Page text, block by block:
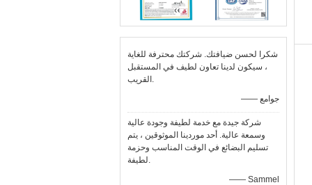
شكرا لحسن ضيافتك. شركتك محترفة للغاية
، سيكون لدينا تعاون لطيف في المستقبل
القريب.
—— جوامع
شركة جيدة مع خدمة لطيفة وجودة عالية
وسمعة عالية. أحد موردينا الموثوقين ، يتم
تسليم البضائع في الوقت المناسب وحزمة
لطيفة.
—— Sammel